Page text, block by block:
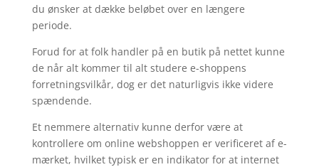
du ønsker at dække beløbet over en længere
periode.
Forud for at folk handler på en butik på nettet kunne
de når alt kommer til alt studere e-shoppens
forretningsvilkår, dog er det naturligvis ikke videre
spændende.
Et nemmere alternativ kunne derfor være at
kontrollere om online webshoppen er verificeret af e-
mærket, hvilket typisk er en indikator for at internet